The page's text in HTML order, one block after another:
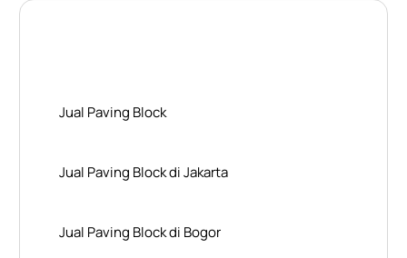
Jual Paving Block
Jual Paving Block di Jakarta
Jual Paving Block di Bogor